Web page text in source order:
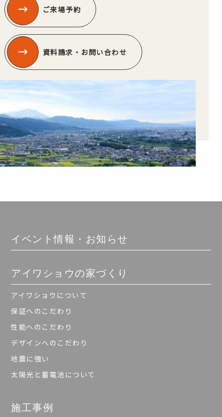
ご来場予約
資料請求・お問い合わせ
イベント情報・お知らせ
アイワショウの家づくり
アイワショウについて
保証へのこだわり
性能へのこだわり
デザインへのこだわり
地震に強い
太陽光と蓄電池について
施工事例